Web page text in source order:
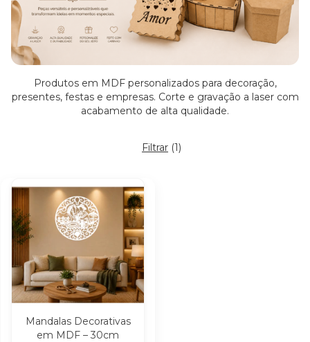
Produtos em MDF personalizados para decoração,
presentes, festas e empresas. Corte e gravação a laser com
acabamento de alta qualidade.
Filtrar (1)
Mandalas Decorativas
em MDF – 30cm